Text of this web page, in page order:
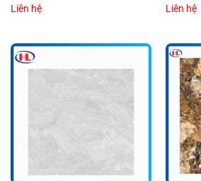
Liên hệ
Liên hệ